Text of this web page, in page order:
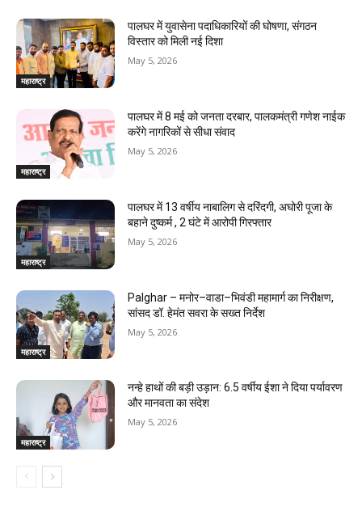
महाराष्ट्र
पालघर में युवासेना पदाधिकारियों की घोषणा, संगठन
विस्तार को मिली नई दिशा
May 5, 2026
महाराष्ट्र
पालघर में 8 मई को जनता दरबार, पालकमंत्री गणेश नाईक
करेंगे नागरिकों से सीधा संवाद
May 5, 2026
महाराष्ट्र
पालघर में 13 वर्षीय नाबालिग से दरिंदगी, अघोरी पूजा के
बहाने दुष्कर्म , 2 घंटे में आरोपी गिरफ्तार
May 5, 2026
महाराष्ट्र
Palghar – मनोर–वाडा–भिवंडी महामार्ग का निरीक्षण,
सांसद डॉ. हेमंत सवरा के सख्त निर्देश
May 5, 2026
महाराष्ट्र
नन्हे हाथों की बड़ी उड़ान: 6.5 वर्षीय ईशा ने दिया पर्यावरण
और मानवता का संदेश
May 5, 2026